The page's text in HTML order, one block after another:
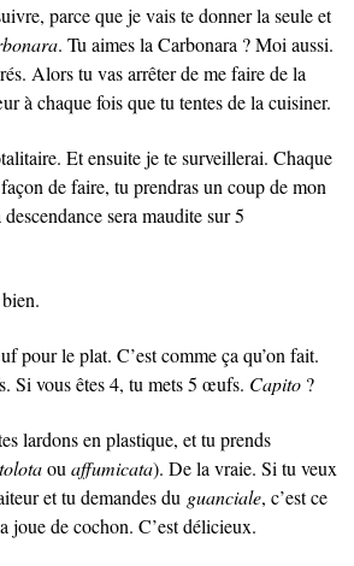
parce que je vais te donner la seule et
. Tu aimes la Carbonara ? Moi aussi.
Alors tu vas arrêter de me faire de la
à chaque fois que tu tentes de la cuisiner.
Et ensuite je te surveillerai. Chaque
de faire, tu prendras un coup de mon
sera maudite sur 5
pour le plat. C’est comme ça qu’on fait.
Si vous êtes 4, tu mets 5 œufs. Capito ?
lardons en plastique, et tu prends
ou affumicata). De la vraie. Si tu veux
et tu demandes du guanciale, c’est ce
joue de cochon. C’est délicieux.